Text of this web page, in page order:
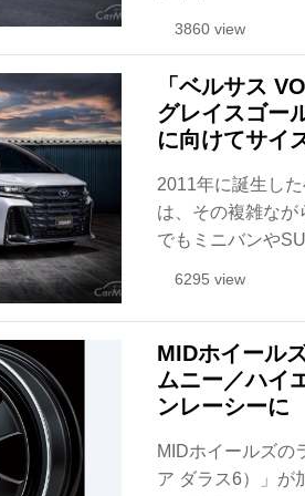
3860 view
「ベルサス
グレイスゴー
に向けてサイ
2011年に誕生し
は、その複雑なが
でもミニバンや
6295 view
MIDホイール
ムニー／ハイ
ンレーシーに
MIDホイールズの
ア ダラス6）」が